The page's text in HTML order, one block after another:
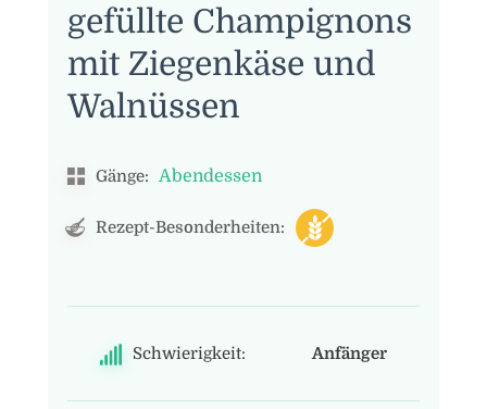
gefüllte Champignons
mit Ziegenkäse und
Walnüssen
Gänge: Abendessen
Rezept-Besonderheiten:
Schwierigkeit: Anfänger